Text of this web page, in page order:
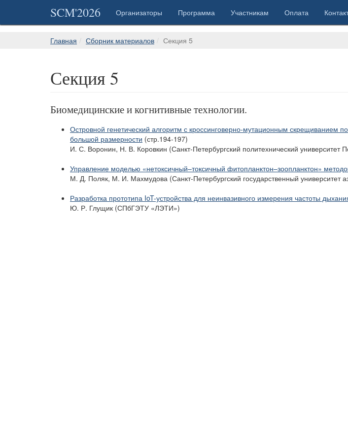
SCM'2026 Организаторы Программа Участникам Оплата
Главная Сборник материалов Секция 5
Секция 5
Биомедицинские и когнитивные технологии.
Островной генетический алгоритм с кроссинговерно-мутационным скрещиванием
большой размерности (стр.194-197)
И. С. Воронин, Н. В. Коровкин (Санкт-Петербургский политехнический университет
Управление моделью «нетоксичный–токсичный фитопланктон–зоопланктон»
М. Д. Поляк, М. И. Махмудова (Санкт-Петербургский государственный университет
Разработка прототипа IoT-устройства для неинвазивного измерения частоты
Ю. Р. Глущик (СПбГЭТУ «ЛЭТИ»)